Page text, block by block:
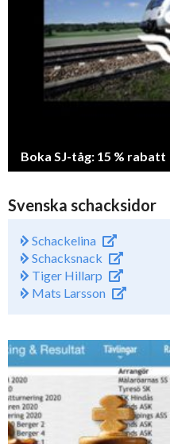
Boka SJ-tåg: 15 % rabatt
Svenska schacksidor
Schackelina
Schacksnack
Tiger Hillarp
Mats Larsson